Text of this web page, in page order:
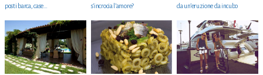
posti barca, case…
s'incrocia l’amore?
da un’eruzione da incubo